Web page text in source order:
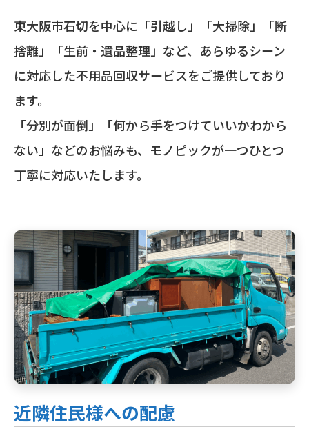
東大阪市石切を中心に「引越し」「大掃除」「断
捨離」「生前・遺品整理」など、あらゆるシーン
に対応した不用品回収サービスをご提供しており
ます。
「分別が面倒」「何から手をつけていいかわから
ない」などのお悩みも、モノピックが一つひとつ
丁寧に対応いたします。
近隣住民様への配慮